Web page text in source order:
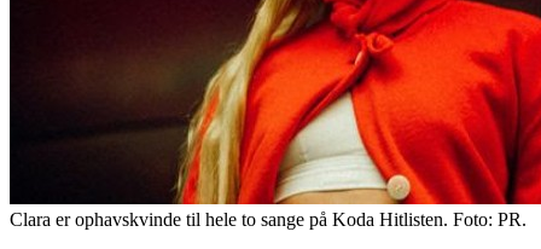
Clara er ophavskvinde til hele to sange på Koda Hitlisten. Foto: PR.